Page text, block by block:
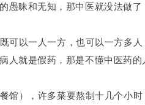
愚昧和无知，那中医就没法做
可以一人一方，也可以一方多
人就是假药，那是不懂中医药的
馆），许多菜要熬制十几个小